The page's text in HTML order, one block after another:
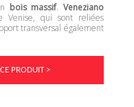
bois massif. Veneziano
qui sont reliées
transversal également
PRODUIT >